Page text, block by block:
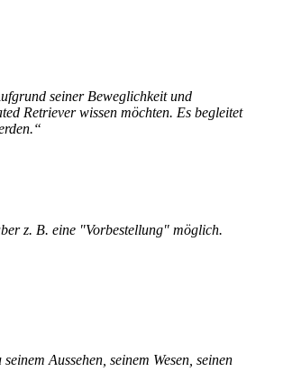
seiner Beweglichkeit und
Retriever wissen möchten. Es begleitet
z. B. eine "Vorbestellung" möglich.
Aussehen, seinem Wesen, seinen